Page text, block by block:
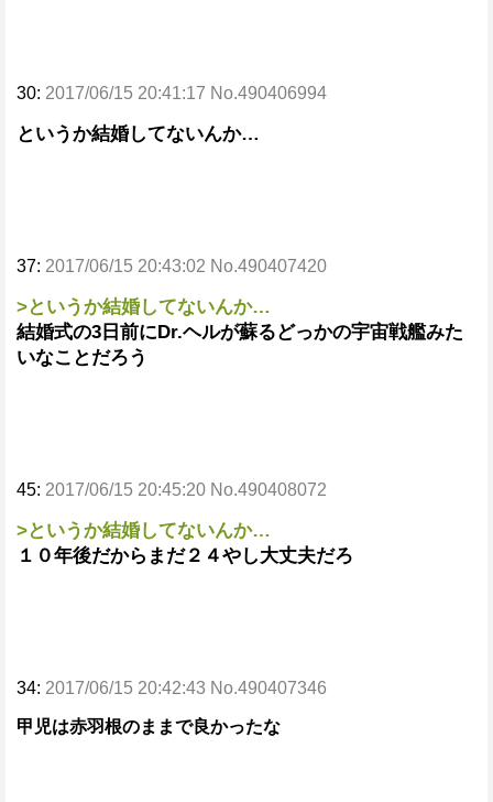
30: 2017/06/15 20:41:17 No.490406994
というか結婚してないんか…
37: 2017/06/15 20:43:02 No.490407420
>というか結婚してないんか…
結婚式の3日前にDr.ヘルが蘇るどっかの宇宙戦艦みた
いなことだろう
45: 2017/06/15 20:45:20 No.490408072
>というか結婚してないんか…
１０年後だからまだ２４やし大丈夫だろ
34: 2017/06/15 20:42:43 No.490407346
甲児は赤羽根のままで良かったな